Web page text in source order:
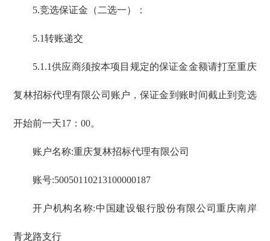
5.竞选保证金（二选一）：
5.1转账递交
5.1.1供应商须按本项目规定的保证金金额请打至重庆
复林招标代理有限公司账户，保证金到账时间截止到竞选
开始前一天17：00。
账户名称:重庆复林招标代理有限公司
账号:50050110213100000187
开户机构名称:中国建设银行股份有限公司重庆南岸
青龙路支行